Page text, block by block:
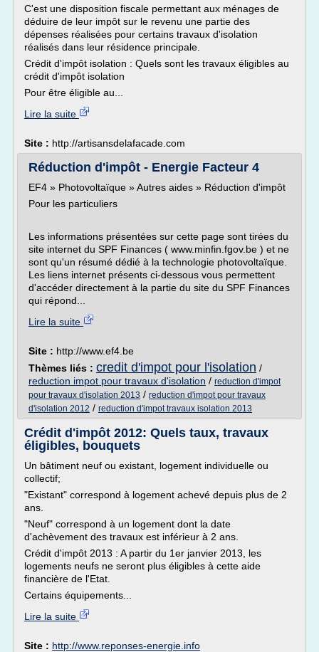
C'est une disposition fiscale permettant aux ménages de
déduire de leur impôt sur le revenu une partie des
dépenses réalisées pour certains travaux d'isolation
réalisés dans leur résidence principale.
Crédit d'impôt isolation : Quels sont les travaux éligibles au
crédit d'impôt isolation
Pour être éligible au...
Lire la suite
Site : http://artisansdelafacade.com
Réduction d'impôt - Energie Facteur 4
EF4 » Photovoltaïque » Autres aides » Réduction d'impôt
Pour les particuliers
Les informations présentées sur cette page sont tirées du
site internet du SPF Finances ( www.minfin.fgov.be ) et ne
sont qu'un résumé dédié à la technologie photovoltaïque.
Les liens internet présents ci-dessous vous permettent
d'accéder directement à la partie du site du SPF Finances
qui répond...
Lire la suite
Site : http://www.ef4.be
Thèmes liés : credit d'impot pour l'isolation /
reduction impot pour travaux d'isolation / reduction d'impot
pour travaux d'isolation 2013 / reduction d'impot pour travaux
d'isolation 2012 / reduction d'impot travaux isolation 2013
Crédit d'impôt 2012: Quels taux, travaux
éligibles, bouquets
Un bâtiment neuf ou existant, logement individuelle ou
collectif;
"Existant" correspond à logement achevé depuis plus de 2
ans.
"Neuf" correspond à un logement dont la date
d'achèvement des travaux est inférieur à 2 ans.
Crédit d'impôt 2013 : A partir du 1er janvier 2013, les
logements neufs ne seront plus éligibles à cette aide
financière de l'Etat.
Certains équipements...
Lire la suite
Site : http://www.reponses-energie.info